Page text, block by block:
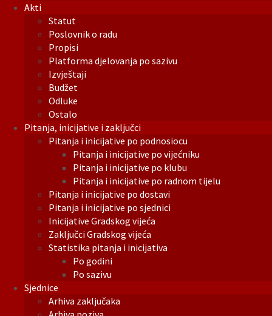
Akti
Statut
Poslovnik o radu
Propisi
Platforma djelovanja po sazivu
Izvještaji
Budžet
Odluke
Ostalo
Pitanja, inicijative i zaključci
Pitanja i inicijative po podnosiocu
Pitanja i inicijative po vijećniku
Pitanja i inicijative po klubu
Pitanja i inicijative po radnom tijelu
Pitanja i inicijative po dostavi
Pitanja i inicijative po sjednici
Inicijative Gradskog vijeća
Zaključci Gradskog vijeća
Statistika pitanja i inicijativa
Po godini
Po sazivu
Sjednice
Arhiva zaključaka